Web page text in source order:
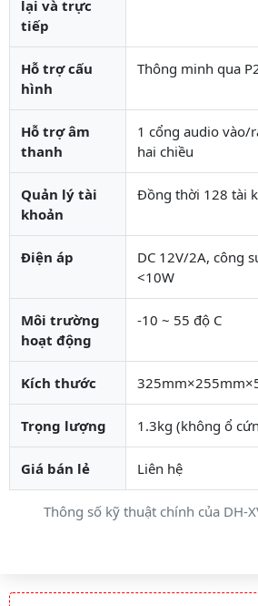
Thông số kỹ thuật chính của DH-
lại và trực
tiếp
Hỗ trợ cấu
hình
Thông minh qua
Hỗ trợ âm
thanh
1 cổng audio vào/
hai chiều
Quản lý tài
khoản
Đồng thời 128 tài
Điện áp
DC 12V/2A, công
<10W
Môi trường
hoạt động
-10 ~ 55 độ C
Kích thước
Trọng lượng 1.3kg (không ổ
Giá bán lẻ Liên hệ